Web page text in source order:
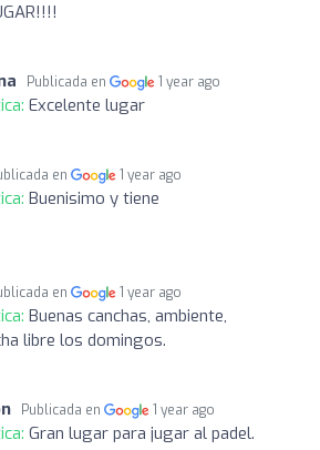
Publicada en 1 year ago
Excelente lugar
en 1 year ago
Buenisimo y tiene
en 1 year ago
Buenas canchas, ambiente,
libre los domingos.
Publicada en 1 year ago
Gran lugar para jugar al padel.